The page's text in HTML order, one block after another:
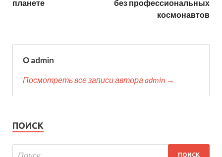
планете
без профессиональных
космонавтов
О admin
Посмотреть все записи автора admin →
ПОИСК